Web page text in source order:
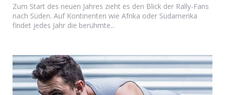
Zum Start des neuen Jahres zieht es den Blick der Rally-Fans
nach Süden. Auf Kontinenten wie Afrika oder Südamerika
findet jedes Jahr die berühmte...